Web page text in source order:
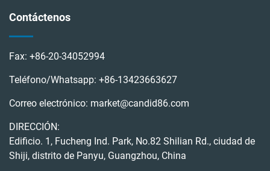
Contáctenos
Fax: +86-20-34052994
Teléfono/Whatsapp: +86-13423663627
Correo electrónico: market@candid86.com
DIRECCIÓN:
Edificio. 1, Fucheng Ind. Park, No.82 Shilian Rd., ciudad de
Shiji, distrito de Panyu, Guangzhou, China